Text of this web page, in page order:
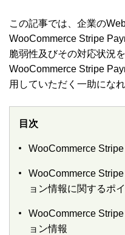
この記事では、企業の
WooCommerce Stripe
脆弱性及びその対応状況
WooCommerce Stripe
用していただく一助にな
目次
WooCommerce
WooCommerce
ョン情報に関するポ
WooCommerce
ョン情報